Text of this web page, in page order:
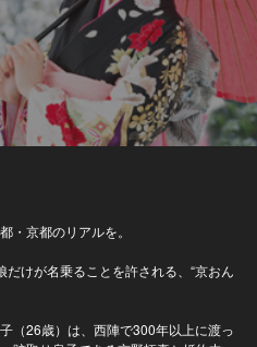
・京都のリアルを。
けが名乗ることを許される、“京おん
（26歳）は、西陣で300年以上に渡っ